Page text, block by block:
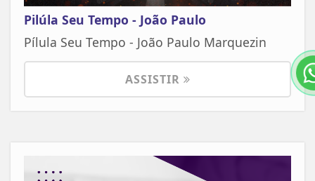
Pilúla Seu Tempo - João Paulo
Pílula Seu Tempo - João Paulo Marquezin
ASSISTIR